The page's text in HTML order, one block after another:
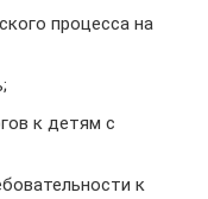
процесса на
к детям с
к